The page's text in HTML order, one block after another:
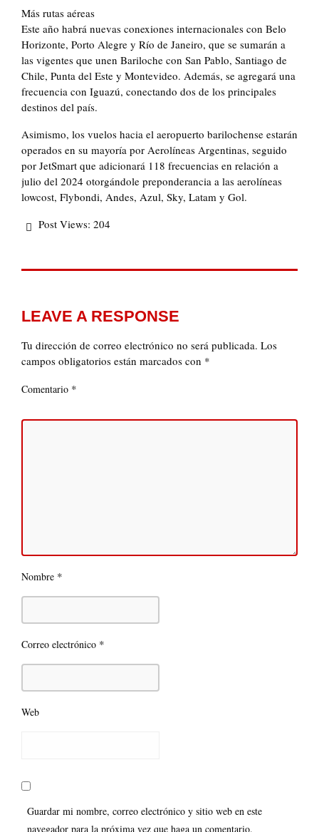
Más rutas aéreas
Este año habrá nuevas conexiones internacionales con Belo
Horizonte, Porto Alegre y Río de Janeiro, que se sumarán a
las vigentes que unen Bariloche con San Pablo, Santiago de
Chile, Punta del Este y Montevideo. Además, se agregará una
frecuencia con Iguazú, conectando dos de los principales
destinos del país.
Asimismo, los vuelos hacia el aeropuerto barilochense estarán
operados en su mayoría por Aerolíneas Argentinas, seguido
por JetSmart que adicionará 118 frecuencias en relación a
julio del 2024 otorgándole preponderancia a las aerolíneas
lowcost, Flybondi, Andes, Azul, Sky, Latam y Gol.
Post Views: 204
LEAVE A RESPONSE
Tu dirección de correo electrónico no será publicada. Los
campos obligatorios están marcados con *
Comentario *
Nombre *
Correo electrónico *
Web
Guardar mi nombre, correo electrónico y sitio web en este
navegador para la próxima vez que haga un comentario.